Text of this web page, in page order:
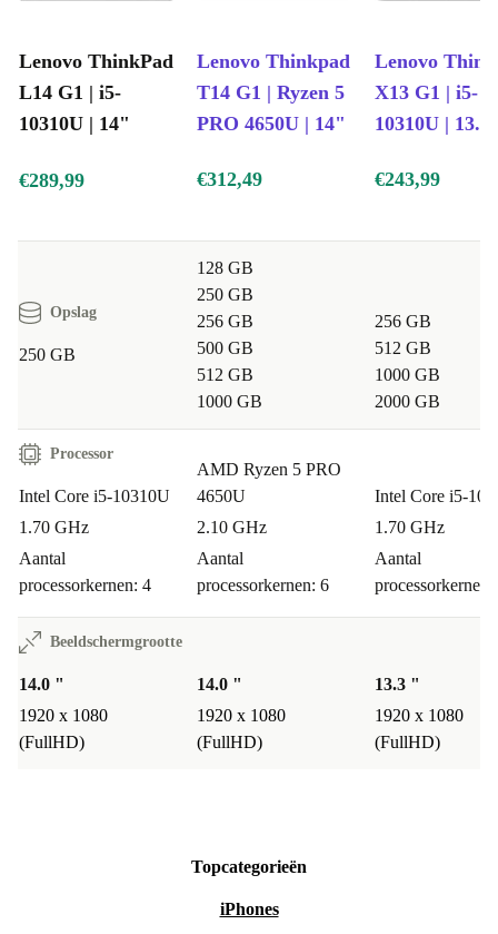
Lenovo ThinkPad
L14 G1 | i5-
10310U | 14"
Lenovo Thinkpad
T14 G1 | Ryzen 5
PRO 4650U | 14"
Lenovo
X13 G1 | i5-
10310U |
€289,99 €312,49 €243,99
Opslag
250 GB
128 GB
250 GB
256 GB
500 GB
512 GB
1000 GB
256 GB
512 GB
1000 GB
2000 GB
Processor
Intel Core i5-10310U
1.70 GHz
Aantal
processorkernen: 4
AMD Ryzen 5 PRO
4650U
2.10 GHz
Aantal
processorkernen: 6
Intel Core i5-
1.70 GHz
Aantal
processorkernen:
Beeldschermgrootte
14.0 "
1920 x 1080
(FullHD)
14.0 "
1920 x 1080
(FullHD)
13.3 "
1920 x 1080
(FullHD)
Topcategorieën
iPhones